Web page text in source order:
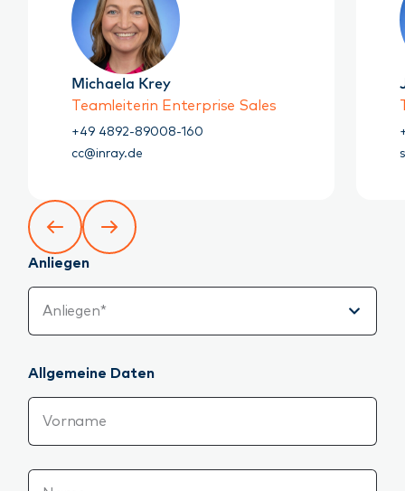
Michaela Krey
Teamleiterin Enterprise Sales
+49 4892-89008-160
cc@inray.de
Anliegen
Anliegen*
Allgemeine Daten